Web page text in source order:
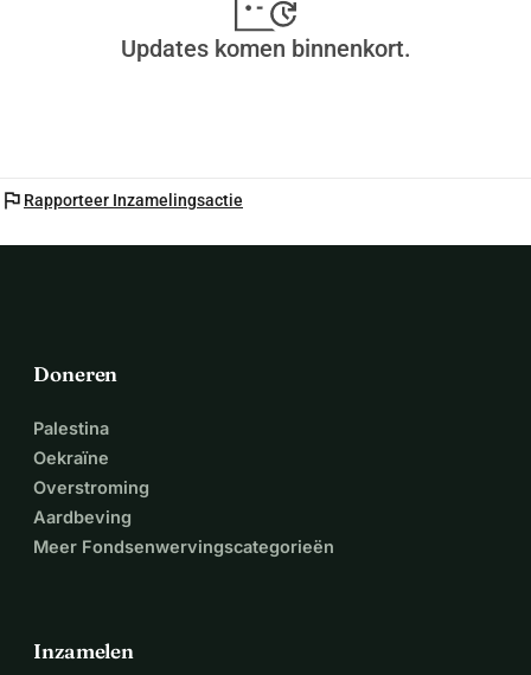
Updates komen binnenkort.
flag Rapporteer Inzamelingsactie
Doneren
Palestina
Oekraïne
Overstroming
Aardbeving
Meer Fondsenwervingscategorieën
Inzamelen